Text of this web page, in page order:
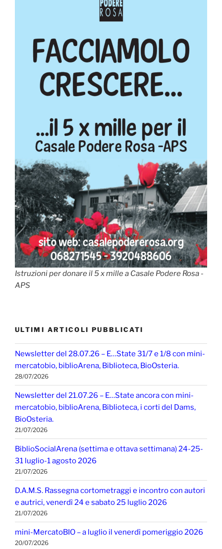
Istruzioni per donare il 5 x mille a Casale Podere Rosa -
APS
ULTIMI ARTICOLI PUBBLICATI
Newsletter del 28.07.26 – E…State 31/7 e 1/8 con mini-
mercatobio, biblioArena, Biblioteca, BioOsteria.
28/07/2026
Newsletter del 21.07.26 – E…State ancora con mini-
mercatobio, biblioArena, Biblioteca, i corti del Dams,
BioOsteria.
21/07/2026
BiblioSocialArena (settima e ottava settimana) 24-25-
31 luglio-1 agosto 2026
21/07/2026
D.A.M.S. Rassegna cortometraggi e incontro con autori
e autrici, venerdì 24 e sabato 25 luglio 2026
21/07/2026
mini-MercatoBIO – a luglio il venerdì pomeriggio 2026
20/07/2026